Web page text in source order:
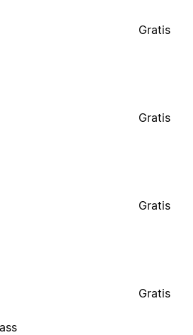
Gratis
Gratis
Gratis
Gratis